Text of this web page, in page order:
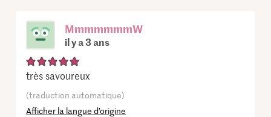
MmmmmmmW
il y a 3 ans
très savoureux
(traduction automatique)
Afficher la langue d’origine